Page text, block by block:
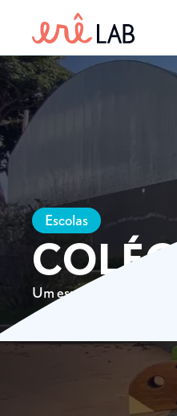
Escolas
Um espaço de brincar